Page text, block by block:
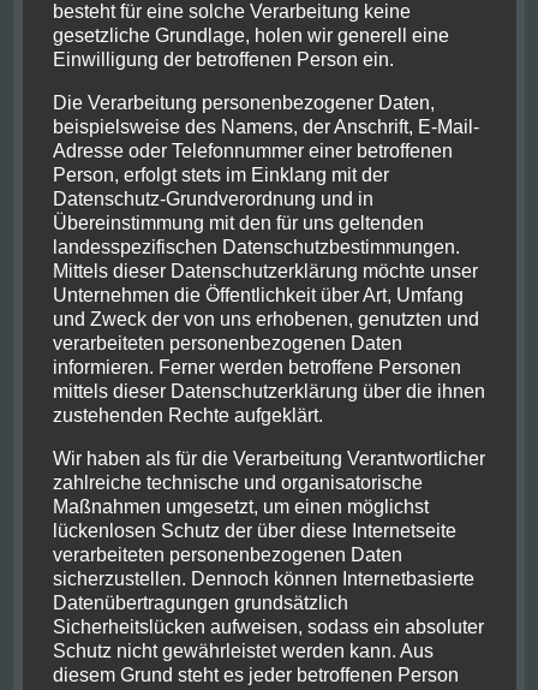
Die ganze Stadt ist in ihrer ursprünglichen Form
belassen und wird komplett mit ein Kanalsystem zur
Wasserversorgung durchzogen. Nach kurzen
Rundgang durch den immernoch bewohnten Teil der
Stadt mit seinen kleinen Gassen und alten Gebäuden
begaben wir uns zum letzten Stopp unserer Reise,
nach Chinchero. Im gleichzeitig höchst gelegenen
Punkt des Trips erfuhren wir einiges über die
Bedeutung der Webkunst und die Verbindung von
Farben und Mustern zur sozialen Stellung des
Tragenden. Unweit einer durch spanische Hand
erbauten Kirche, in der beide Glaubensrichtungen,
die katholische und die andine, gemeinsam
unterkommen, konnten wir in ungefähr 3800 Metern
Höhe den Sonnenuntergang genießen.
besteht für eine solche Verarbeitung keine
gesetzliche Grundlage, holen wir generell eine
Einwilligung der betroffenen Person ein.
Die Verarbeitung personenbezogener Daten,
beispielsweise des Namens, der Anschrift, E-Mail-
Adresse oder Telefonnummer einer betroffenen
Person, erfolgt stets im Einklang mit der
Datenschutz-Grundverordnung und in
Übereinstimmung mit den für uns geltenden
landesspezifischen Datenschutzbestimmungen.
Mittels dieser Datenschutzerklärung möchte unser
Unternehmen die Öffentlichkeit über Art, Umfang
und Zweck der von uns erhobenen, genutzten und
verarbeiteten personenbezogenen Daten
informieren. Ferner werden betroffene Personen
mittels dieser Datenschutzerklärung über die ihnen
zustehenden Rechte aufgeklärt.
Wir haben als für die Verarbeitung Verantwortlicher
zahlreiche technische und organisatorische
Maßnahmen umgesetzt, um einen möglichst
lückenlosen Schutz der über diese Internetseite
verarbeiteten personenbezogenen Daten
sicherzustellen. Dennoch können Internetbasierte
Datenübertragungen grundsätzlich
Sicherheitslücken aufweisen, sodass ein absoluter
Schutz nicht gewährleistet werden kann. Aus
diesem Grund steht es jeder betroffenen Person